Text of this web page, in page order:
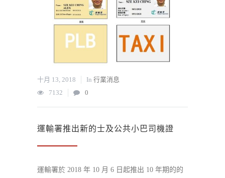
十月 13, 2018 In 行業消息
7132
0
運輸署推出新的士及公共小巴司機證
運輸署於 2018 年 10 月 6 日起推出 10 年期的的